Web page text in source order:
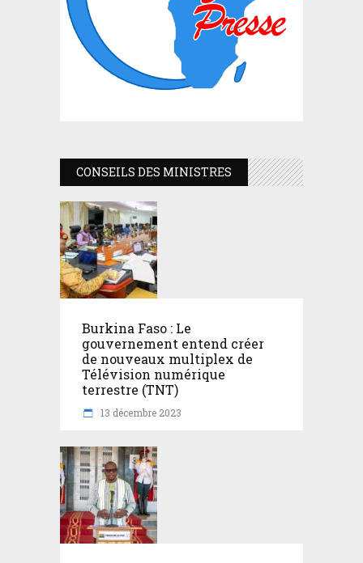
CONSEILS DES MINISTRES
Burkina Faso : Le
gouvernement entend créer
de nouveaux multiplex de
Télévision numérique
terrestre (TNT)
13 décembre 2023